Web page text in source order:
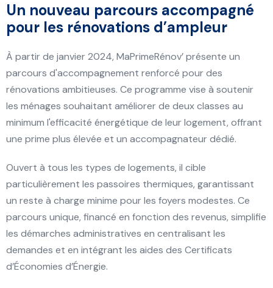
Un nouveau parcours accompagné
pour les rénovations d’ampleur
À partir de janvier 2024, MaPrimeRénov’ présente un
parcours d'accompagnement renforcé pour des
rénovations ambitieuses. Ce programme vise à soutenir
les ménages souhaitant améliorer de deux classes au
minimum l'efficacité énergétique de leur logement, offrant
une prime plus élevée et un accompagnateur dédié.
Ouvert à tous les types de logements, il cible
particulièrement les passoires thermiques, garantissant
un reste à charge minime pour les foyers modestes. Ce
parcours unique, financé en fonction des revenus, simplifie
les démarches administratives en centralisant les
demandes et en intégrant les aides des Certificats
d’Économies d’Énergie.